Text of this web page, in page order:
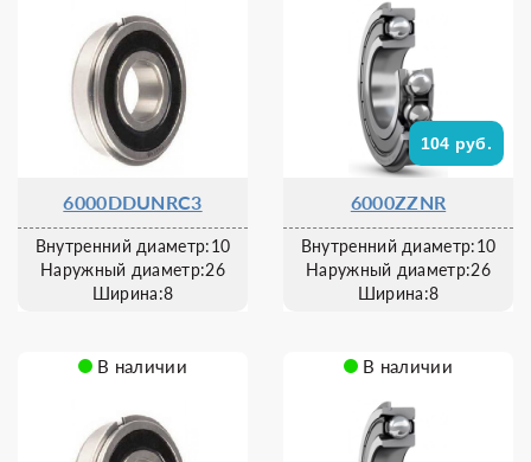
6000DDUNRC3
Внутренний диаметр:10
Наружный диаметр:26
Ширина:8
104 руб.
6000ZZNR
Внутренний диаметр:10
Наружный диаметр:26
Ширина:8
В наличии В наличии